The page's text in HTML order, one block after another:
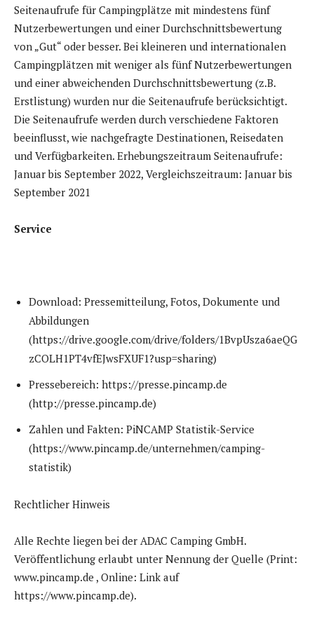
Seitenaufrufe für Campingplätze mit mindestens fünf
Nutzerbewertungen und einer Durchschnittsbewertung
von „Gut“ oder besser. Bei kleineren und internationalen
Campingplätzen mit weniger als fünf Nutzerbewertungen
und einer abweichenden Durchschnittsbewertung (z.B.
Erstlistung) wurden nur die Seitenaufrufe berücksichtigt.
Die Seitenaufrufe werden durch verschiedene Faktoren
beeinflusst, wie nachgefragte Destinationen, Reisedaten
und Verfügbarkeiten. Erhebungszeitraum Seitenaufrufe:
Januar bis September 2022, Vergleichszeitraum: Januar bis
September 2021
Service
Download: Pressemitteilung, Fotos, Dokumente und
Abbildungen
(https://drive.google.com/drive/folders/1BvpUsza6aeQG
zCOLH1PT4vfEJwsFXUF1?usp=sharing)
Pressebereich: https://presse.pincamp.de
(http://presse.pincamp.de)
Zahlen und Fakten: PiNCAMP Statistik-Service
(https://www.pincamp.de/unternehmen/camping-
statistik)
Rechtlicher Hinweis
Alle Rechte liegen bei der ADAC Camping GmbH.
Veröffentlichung erlaubt unter Nennung der Quelle (Print:
www.pincamp.de , Online: Link auf
https://www.pincamp.de).